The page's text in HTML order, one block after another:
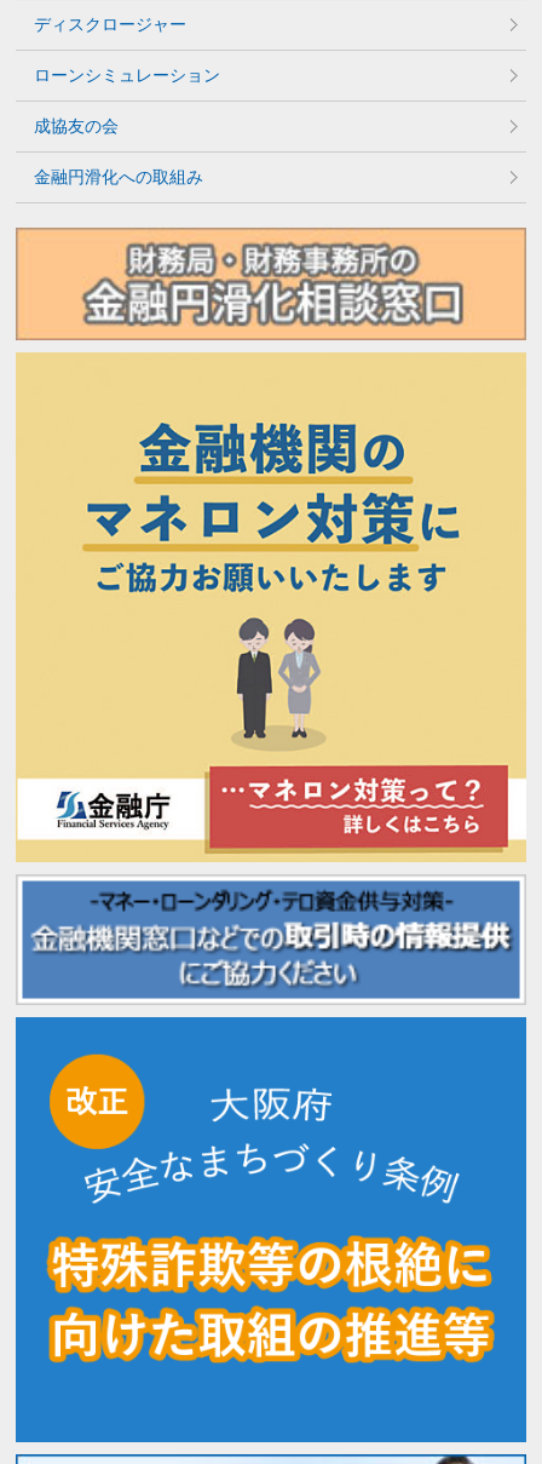
ディスクロージャー
ローンシミュレーション
成協友の会
金融円滑化への取組み